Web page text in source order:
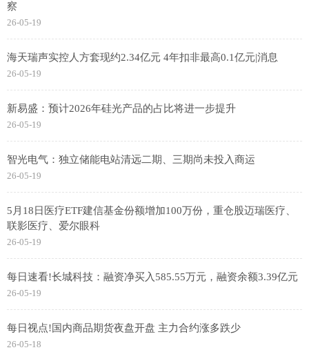
察
26-05-19
海天瑞声实控人方套现约2.34亿元 4年扣非最高0.1亿元|消息
26-05-19
新易盛：预计2026年硅光产品的占比将进一步提升
26-05-19
智光电气：独立储能电站清远二期、三期尚未投入商运
26-05-19
5月18日医疗ETF建信基金份额增加100万份，重仓股迈瑞医疗、
联影医疗、爱尔眼科
26-05-19
每日速看!长城科技：融资净买入585.55万元，融资余额3.39亿元
26-05-19
每日视点!国内商品期货夜盘开盘 主力合约涨多跌少
26-05-18